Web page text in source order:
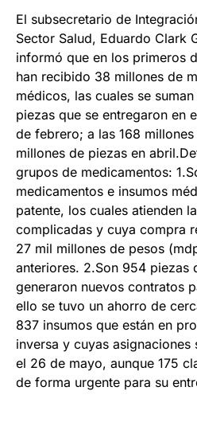
El subsecretario de
Sector Salud, Eduardo Clark
informó que en los primeros
han recibido 38 millones de
médicos, las cuales se
piezas que se entregaron en
de febrero; a las 168
millones de piezas en
grupos de medicamentos:
medicamentos e insumos
patente, los cuales atienden
complicadas y cuya compra
27 mil millones de pesos
anteriores. 2.Son 954 piezas
generaron nuevos contratos
ello se tuvo un ahorro de
837 insumos que están en
inversa y cuyas
el 26 de mayo, aunque 175
de forma urgente para su